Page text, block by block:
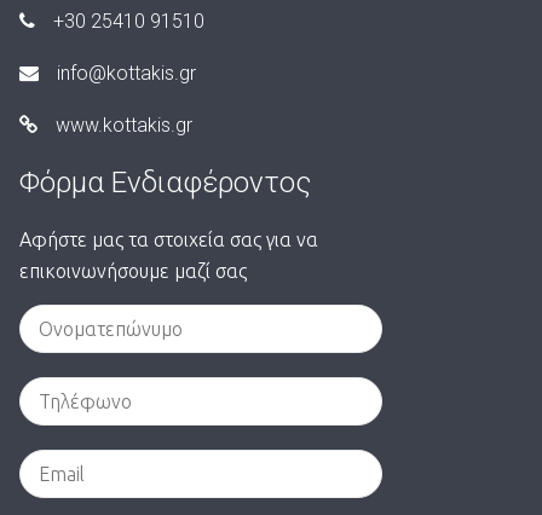
+30 25410 91510
info@kottakis.gr
www.kottakis.gr
Φόρμα Ενδιαφέροντος
Αφήστε μας τα στοιχεία σας για να
επικοινωνήσουμε μαζί σας